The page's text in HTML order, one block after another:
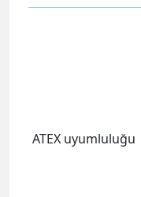
ATEX uyumluluğu